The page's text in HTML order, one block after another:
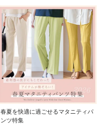
春夏を快適に過ごせるマタニティパ
ンツ特集